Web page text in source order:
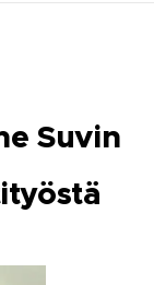
Suvin